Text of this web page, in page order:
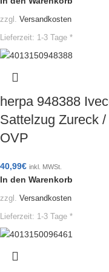
zzgl. Versandkosten
Lieferzeit: 1-3 Tage *
herpa 948388
Sattelzug Zureck
OVP
40,99€ inkl. MWSt.
In den Warenkorb
zzgl. Versandkosten
Lieferzeit: 1-3 Tage *